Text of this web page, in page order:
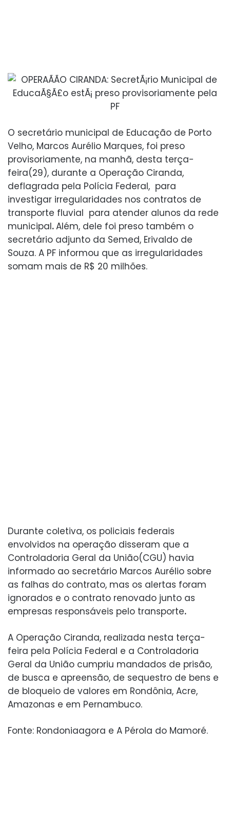
O secretário municipal de Educação de Porto
Velho, Marcos Aurélio Marques, foi preso
provisoriamente, na manhã, desta terça-
feira(29), durante a Operação Ciranda,
deflagrada pela Polícia Federal, para
investigar irregularidades nos contratos de
transporte fluvial para atender alunos da rede
municipal.Além, dele foi preso também o
secretário adjunto da Semed, Erivaldo de
Souza. A PF informou que as irregularidades
somam mais de R$ 20 milhões.
Durante coletiva, os policiais federais
envolvidos na operação disseram que a
Controladoria Geral da União(CGU) havia
informado ao secretário Marcos Aurélio sobre
as falhas do contrato, mas os alertas foram
ignorados e o contrato renovado junto as
empresas responsáveis pelo transporte.
A Operação Ciranda, realizada nesta terça-
feira pela Polícia Federal e a Controladoria
Geral da União cumpriu mandados de prisão,
de busca e apreensão, de sequestro de bens e
de bloqueio de valores em Rondônia, Acre,
Amazonas e em Pernambuco.
Fonte: Rondoniaagora e A Pérola do Mamoré.